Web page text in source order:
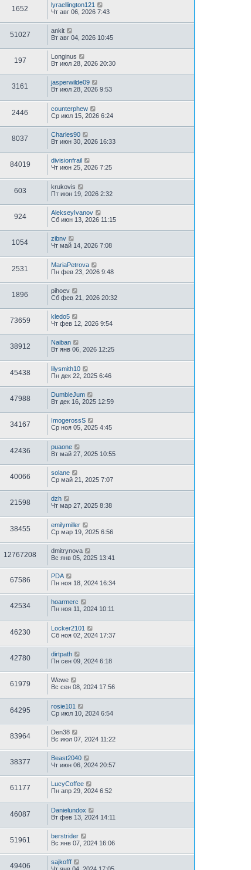
1652
lyraellington121
Чт авг 06, 2026 7:43
51027
ankit
Вт авг 04, 2026 10:45
197
Longinus
Вт июл 28, 2026 20:30
3161
jasperwilde09
Вт июл 28, 2026 9:53
2446
counterphew
Ср июл 15, 2026 6:24
8037
Charles90
Вт июн 30, 2026 16:33
84019
divisionfrail
Чт июн 25, 2026 7:25
603
krukovis
Пт июн 19, 2026 2:32
924
AlekseyIvanov
Сб июн 13, 2026 11:15
1054
zibnv
Чт май 14, 2026 7:08
2531
MariaPetrova
Пн фев 23, 2026 9:48
1896
pihoev
Сб фев 21, 2026 20:32
73659
kledo5
Чт фев 12, 2026 9:54
38912
Naiban
Вт янв 06, 2026 12:25
45438
lilysmith10
Пн дек 22, 2025 6:46
47988
DumbleJum
Вт дек 16, 2025 12:59
34167
ImogerossS
Ср ноя 05, 2025 4:45
42436
puaone
Вт май 27, 2025 10:55
40066
solane
Ср май 21, 2025 7:07
21598
dzh
Чт мар 27, 2025 8:38
38455
emilymiller
Ср мар 19, 2025 6:56
12767208
dmitrynova
Вс янв 05, 2025 13:41
67586
PDA
Пн ноя 18, 2024 16:34
42534
hoarmerc
Пн ноя 11, 2024 10:11
46230
Locker2101
Сб ноя 02, 2024 17:37
42780
dirtpath
Пн сен 09, 2024 6:18
61979
Wewe
Вс сен 08, 2024 17:56
64295
rosie101
Ср июл 10, 2024 6:54
83964
Den38
Вс июл 07, 2024 11:22
38377
Beast2040
Чт июн 06, 2024 20:57
61177
LucyCoffee
Пн апр 29, 2024 6:52
46087
Danielundox
Вт фев 13, 2024 14:11
51961
berstrider
Вс янв 07, 2024 16:06
49406
sajkofff